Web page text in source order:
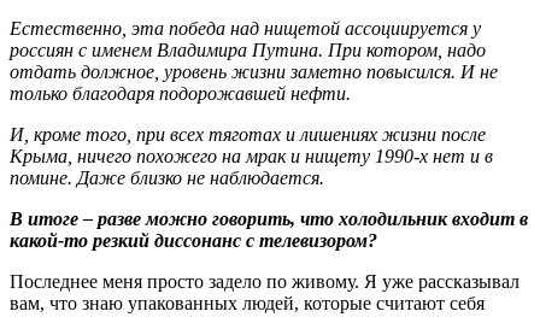
Естественно, эта победа над нищетой ассоциируется у
россиян с именем Владимира Путина. При котором, надо
отдать должное, уровень жизни заметно повысился. И не
только благодаря подорожавшей нефти.
И, кроме того, при всех тяготах и лишениях жизни после
Крыма, ничего похожего на мрак и нищету 1990-х нет и в
помине. Даже близко не наблюдается.
В итоге – разве можно говорить, что холодильник входит в
какой-то резкий диссонанс с телевизором?
Последнее меня просто задело по живому. Я уже рассказывал
вам, что знаю упакованных людей, которые считают себя